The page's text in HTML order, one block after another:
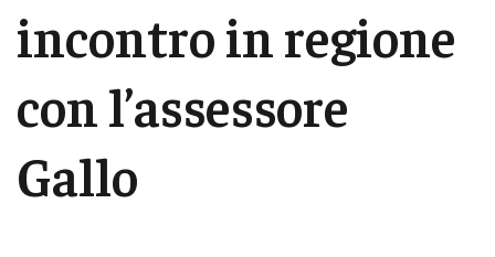
incontro in regione
con l’assessore
Gallo